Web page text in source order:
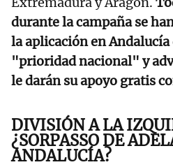
durante la campaña se
la aplicación en
"prioridad nacional" y
le darán su apoyo gratis
DIVISIÓN A LA
¿SORPASSO DE
ANDALUCÍA?